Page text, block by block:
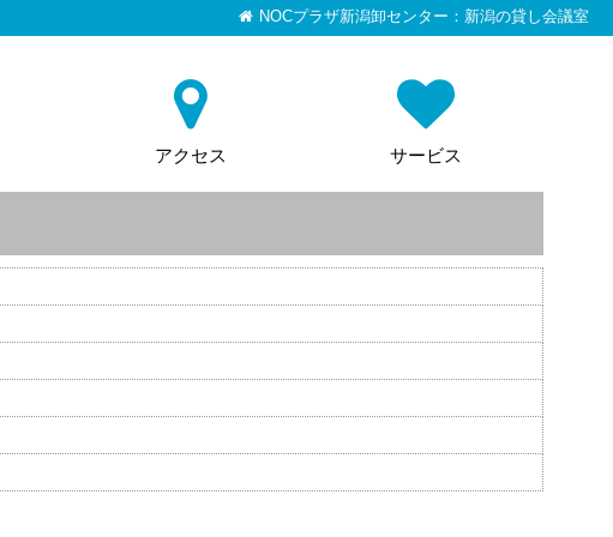
NOCプラザ新潟卸センター：新潟の貸し会議室
アクセス サービス